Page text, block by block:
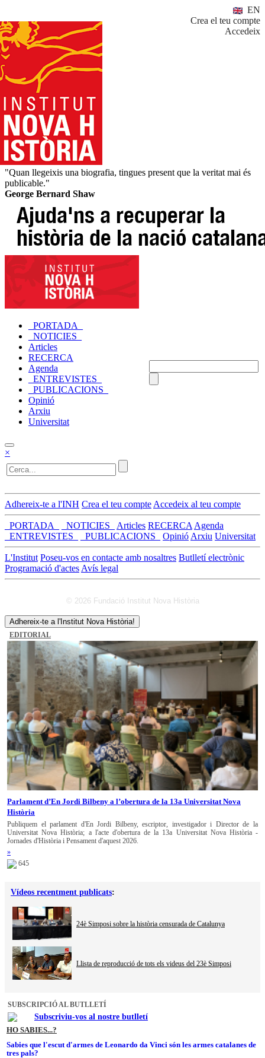
EN
Crea el teu compte
Accedeix
"Quan llegeixis una biografia, tingues present que la veritat mai és
publicable."
George Bernard Shaw
_PORTADA_
_NOTICIES_
Articles
RECERCA
Agenda
_ENTREVISTES_
_PUBLICACIONS_
Opinió
Arxiu
Universitat
×
Adhereix-te a l'INH Crea el teu compte Accedeix al teu compte
_PORTADA_ _NOTICIES_ Articles RECERCA Agenda
_ENTREVISTES_
_PUBLICACIONS_ Opinió Arxiu Universitat
L'Institut Poseu-vos en contacte amb nosaltres Butlletí electrònic
Programació d'actes Avís legal
© 2026 Fundació Institut Nova Història
Adhereix-te a l'Institut Nova Història!
EDITORIAL
Parlament d’En Jordi Bilbeny a l’obertura de la 13a Universitat Nova
Història
Publiquem el parlament d'En Jordi Bilbeny, escriptor, investigador i Director de la
Universitat Nova Història; a l'acte d'obertura de la 13a Universitat Nova Història -
Jornades d'Història i Pensament d'aquest 2026.
»
645
Vídeos recentment publicats:
24è Simposi sobre la història censurada de Catalunya
Llista de reproducció de tots els videus del 23è Simposi
SUBSCRIPCIÓ AL BUTLLETÍ
Subscriviu-vos al nostre butlletí
HO SABIES...?
Sabies que l'escut d'armes de Leonardo da Vinci són les armes catalanes de
tres pals?